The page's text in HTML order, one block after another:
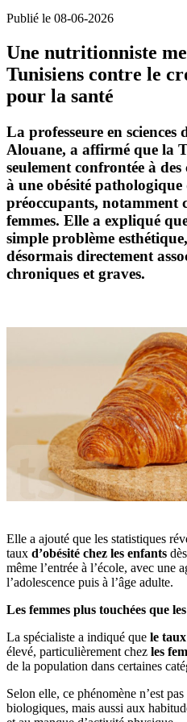
Publié le 08-06-2026
Une nutritionniste
Tunisiens contre le
pour la santé
La professeure en
Alouane, a affirmé que la
seulement confrontée à
à une obésité pathologique
préoccupants, notamment
femmes. Elle a expliqué
simple problème
désormais directement
chroniques et graves.
Elle a ajouté que les statistiques
taux d’obésité chez les enfants
même l’entrée à l’école, avec une
l’adolescence puis à l’âge adulte.
Les femmes plus touchées que
La spécialiste a indiqué que le
élevé, particulièrement chez les
de la population dans certaines
Selon elle, ce phénomène n’est
biologiques, mais aussi aux